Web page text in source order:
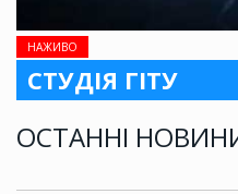
НАЖИВО
СТУДІЯ ГІТУ
ОСТАННІ